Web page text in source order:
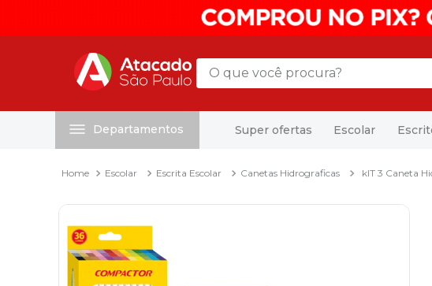
O que você procura?
Departamentos Super ofertas Escolar
Escolar Escrita Escolar Canetas Hidrograficas kIT 3 Caneta
papel toalha